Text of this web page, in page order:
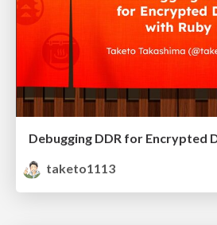
Debugging DDR for Encrypted
taketo1113